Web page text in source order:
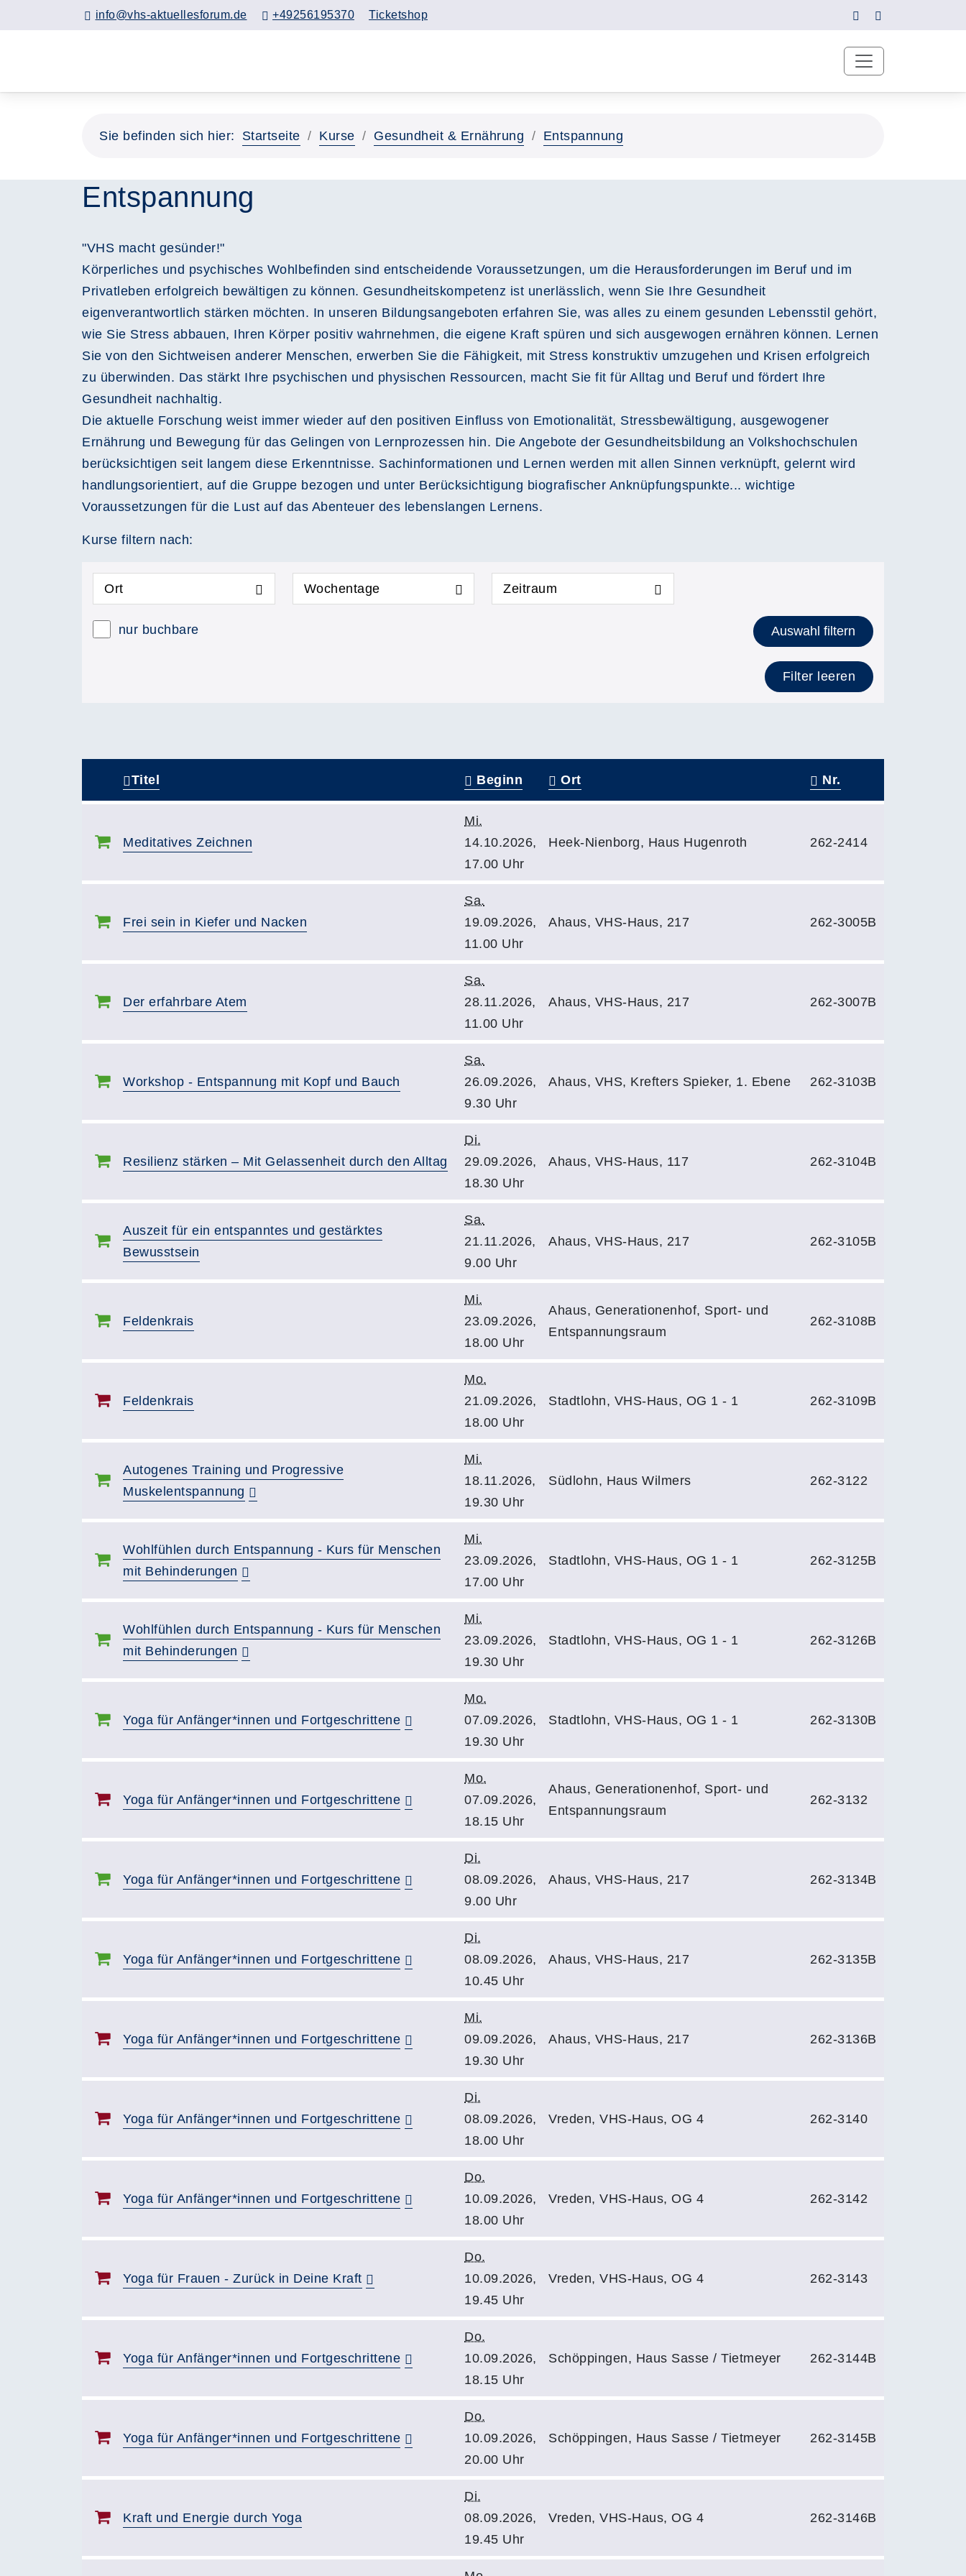
info@vhs-aktuellesforum.de +49256195370 Ticketshop
Sie befinden sich hier: Startseite Kurse Gesundheit & Ernährung Entspannung
Entspannung
"VHS macht gesünder!"
Körperliches und psychisches Wohlbefinden sind entscheidende Voraussetzungen, um die Herausforderungen im Beruf und im
Privatleben erfolgreich bewältigen zu können. Gesundheitskompetenz ist unerlässlich, wenn Sie Ihre Gesundheit
eigenverantwortlich stärken möchten. In unseren Bildungsangeboten erfahren Sie, was alles zu einem gesunden Lebensstil gehört,
wie Sie Stress abbauen, Ihren Körper positiv wahrnehmen, die eigene Kraft spüren und sich ausgewogen ernähren können. Lernen
Sie von den Sichtweisen anderer Menschen, erwerben Sie die Fähigkeit, mit Stress konstruktiv umzugehen und Krisen erfolgreich
zu überwinden. Das stärkt Ihre psychischen und physischen Ressourcen, macht Sie fit für Alltag und Beruf und fördert Ihre
Gesundheit nachhaltig.
Die aktuelle Forschung weist immer wieder auf den positiven Einfluss von Emotionalität, Stressbewältigung, ausgewogener
Ernährung und Bewegung für das Gelingen von Lernprozessen hin. Die Angebote der Gesundheitsbildung an Volkshochschulen
berücksichtigen seit langem diese Erkenntnisse. Sachinformationen und Lernen werden mit allen Sinnen verknüpft, gelernt wird
handlungsorientiert, auf die Gruppe bezogen und unter Berücksichtigung biografischer Anknüpfungspunkte... wichtige
Voraussetzungen für die Lust auf das Abenteuer des lebenslangen Lernens.
Kurse filtern nach:
Ort Wochentage Zeitraum
nur buchbare Auswahl filtern
Filter leeren
Titel Beginn Ort Nr.
Meditatives Zeichnen
Mi.
14.10.2026,
17.00 Uhr
Heek-Nienborg, Haus Hugenroth 262-2414
Frei sein in Kiefer und Nacken
Sa.
19.09.2026,
11.00 Uhr
Ahaus, VHS-Haus, 217 262-3005B
Der erfahrbare Atem
Sa.
28.11.2026,
11.00 Uhr
Ahaus, VHS-Haus, 217 262-3007B
Workshop - Entspannung mit Kopf und Bauch
Sa.
26.09.2026,
9.30 Uhr
Ahaus, VHS, Krefters Spieker, 1. Ebene 262-3103B
Resilienz stärken – Mit Gelassenheit durch den Alltag
Di.
29.09.2026,
18.30 Uhr
Ahaus, VHS-Haus, 117 262-3104B
Auszeit für ein entspanntes und gestärktes
Bewusstsein
Sa.
21.11.2026,
9.00 Uhr
Ahaus, VHS-Haus, 217 262-3105B
Feldenkrais
Mi.
23.09.2026,
18.00 Uhr
Ahaus, Generationenhof, Sport- und
Entspannungsraum
262-3108B
Feldenkrais
Mo.
21.09.2026,
18.00 Uhr
Stadtlohn, VHS-Haus, OG 1 - 1 262-3109B
Autogenes Training und Progressive
Muskelentspannung
Mi.
18.11.2026,
19.30 Uhr
Südlohn, Haus Wilmers 262-3122
Wohlfühlen durch Entspannung - Kurs für Menschen
mit Behinderungen
Mi.
23.09.2026,
17.00 Uhr
Stadtlohn, VHS-Haus, OG 1 - 1 262-3125B
Wohlfühlen durch Entspannung - Kurs für Menschen
mit Behinderungen
Mi.
23.09.2026,
19.30 Uhr
Stadtlohn, VHS-Haus, OG 1 - 1 262-3126B
Yoga für Anfänger*innen und Fortgeschrittene
Mo.
07.09.2026,
19.30 Uhr
Stadtlohn, VHS-Haus, OG 1 - 1 262-3130B
Yoga für Anfänger*innen und Fortgeschrittene
Mo.
07.09.2026,
18.15 Uhr
Ahaus, Generationenhof, Sport- und
Entspannungsraum
262-3132
Yoga für Anfänger*innen und Fortgeschrittene
Di.
08.09.2026,
9.00 Uhr
Ahaus, VHS-Haus, 217 262-3134B
Yoga für Anfänger*innen und Fortgeschrittene
Di.
08.09.2026,
10.45 Uhr
Ahaus, VHS-Haus, 217 262-3135B
Yoga für Anfänger*innen und Fortgeschrittene
Mi.
09.09.2026,
19.30 Uhr
Ahaus, VHS-Haus, 217 262-3136B
Yoga für Anfänger*innen und Fortgeschrittene
Di.
08.09.2026,
18.00 Uhr
Vreden, VHS-Haus, OG 4 262-3140
Yoga für Anfänger*innen und Fortgeschrittene
Do.
10.09.2026,
18.00 Uhr
Vreden, VHS-Haus, OG 4 262-3142
Yoga für Frauen - Zurück in Deine Kraft
Do.
10.09.2026,
19.45 Uhr
Vreden, VHS-Haus, OG 4 262-3143
Yoga für Anfänger*innen und Fortgeschrittene
Do.
10.09.2026,
18.15 Uhr
Schöppingen, Haus Sasse / Tietmeyer 262-3144B
Yoga für Anfänger*innen und Fortgeschrittene
Do.
10.09.2026,
20.00 Uhr
Schöppingen, Haus Sasse / Tietmeyer 262-3145B
Kraft und Energie durch Yoga
Di.
08.09.2026,
19.45 Uhr
Vreden, VHS-Haus, OG 4 262-3146B